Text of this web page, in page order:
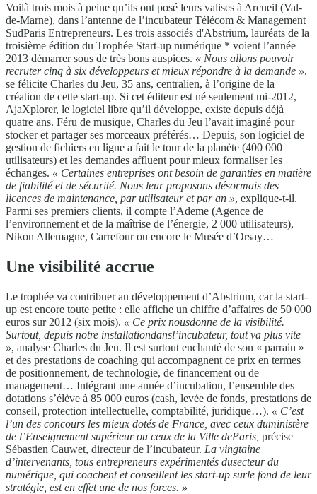
Voilà trois mois à peine qu’ils ont posé leurs valises à Arcueil (Val-
de-Marne), dans l’antenne de l’incubateur Télécom & Management
SudParis Entrepreneurs. Les trois associés d'Abstrium, lauréats de la
troisième édition du Trophée Start-up numérique * voient l’année
2013 démarrer sous de très bons auspices. « Nous allons pouvoir
recruter cinq à six développeurs et mieux répondre à la demande »,
se félicite Charles du Jeu, 35 ans, centralien, à l’origine de la
création de cette start-up. Si cet éditeur est né seulement mi-2012,
AjaXplorer, le logiciel libre qu’il développe, existe depuis déjà
quatre ans. Féru de musique, Charles du Jeu l’avait imaginé pour
stocker et partager ses morceaux préférés… Depuis, son logiciel de
gestion de fichiers en ligne a fait le tour de la planète (400 000
utilisateurs) et les demandes affluent pour mieux formaliser les
échanges. « Certaines entreprises ont besoin de garanties en matière
de fiabilité et de sécurité. Nous leur proposons désormais des
licences de maintenance, par utilisateur et par an », explique-t-il.
Parmi ses premiers clients, il compte l’Ademe (Agence de
l’environnement et de la maîtrise de l’énergie, 2 000 utilisateurs),
Nikon Allemagne, Carrefour ou encore le Musée d’Orsay…
Une visibilité accrue
Le trophée va contribuer au développement d’Abstrium, car la start-
up est encore toute petite : elle affiche un chiffre d’affaires de 50 000
euros sur 2012 (six mois). « Ce prix nousdonne de la visibilité.
Surtout, depuis notre installationdansl’incubateur, tout va plus vite
», analyse Charles du Jeu. Il est surtout enchanté de son « parrain »
et des prestations de coaching qui accompagnent ce prix en termes
de positionnement, de technologie, de financement ou de
management… Intégrant une année d’incubation, l’ensemble des
dotations s’élève à 85 000 euros (cash, levée de fonds, prestations de
conseil, protection intellectuelle, comptabilité, juridique…). « C’est
l’un des concours les mieux dotés de France, avec ceux duministère
de l’Enseignement supérieur ou ceux de la Ville deParis, précise
Sébastien Cauwet, directeur de l’incubateur. La vingtaine
d’intervenants, tous entrepreneurs expérimentés dusecteur du
numérique, qui coachent et conseillent les start-up surle fond de leur
stratégie, est en effet une de nos forces. »